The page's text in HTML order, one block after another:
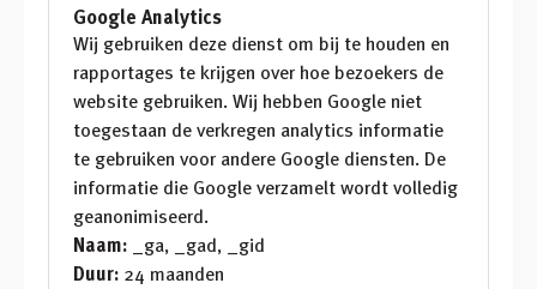
Google Analytics
Wij gebruiken deze dienst om bij te houden en
rapportages te krijgen over hoe bezoekers de
website gebruiken. Wij hebben Google niet
toegestaan de verkregen analytics informatie
te gebruiken voor andere Google diensten. De
informatie die Google verzamelt wordt volledig
geanonimiseerd.
Naam: _ga, _gad, _gid
Duur: 24 maanden